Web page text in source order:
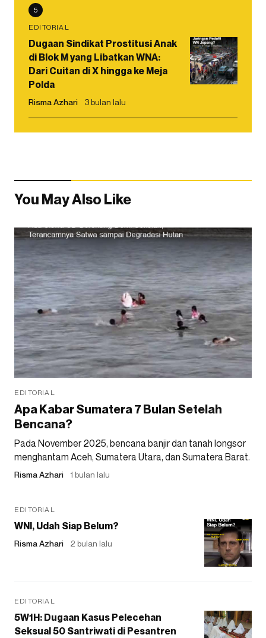
5
EDITORIAL
Dugaan Sindikat Prostitusi Anak
di Blok M yang Libatkan WNA:
Dari Cuitan di X hingga ke Meja
Polda
Risma Azhari 3 bulan lalu
You May Also Like
EDITORIAL
Apa Kabar Sumatera 7 Bulan Setelah
Bencana?
Pada November 2025, bencana banjir dan tanah longsor
menghantam Aceh, Sumatera Utara, dan Sumatera Barat.
Risma Azhari 1 bulan lalu
EDITORIAL
WNI, Udah Siap Belum?
Risma Azhari 2 bulan lalu
EDITORIAL
5W1H: Dugaan Kasus Pelecehan
Seksual 50 Santriwati di Pesantren